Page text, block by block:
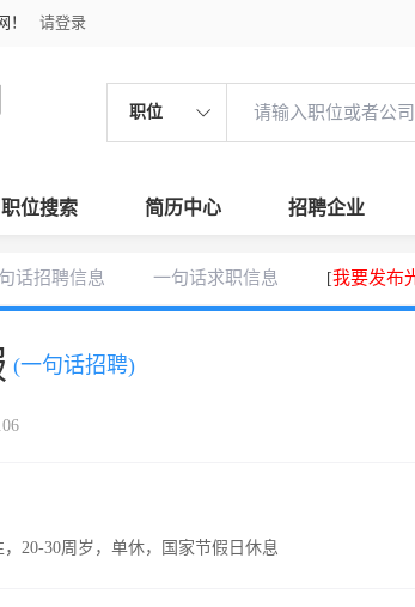
请登录
职位
职位搜索 简历中心 招聘企业
话招聘信息 一句话求职信息 [我要发布
(一句话招聘)
20-30周岁，单休，国家节假日休息